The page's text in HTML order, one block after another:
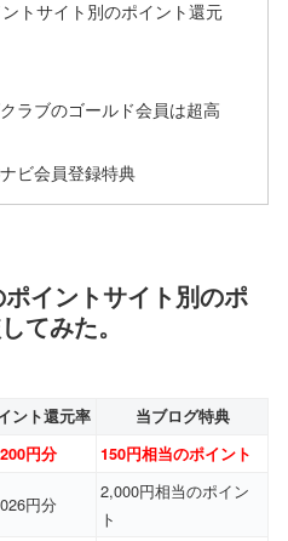
トサイト別のポイント還元
ラブのゴールド会員は超高
ビ会員登録特典
イントサイト別のポ
てみた。
ント還元率 当ブログ特典
円分 150円相当のポイント
円分
2,000円相当のポイン
ト